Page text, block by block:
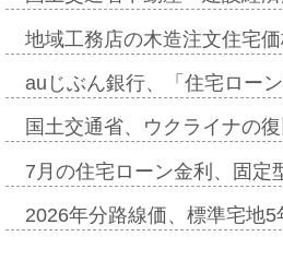
地域工務店の木造注文住宅
auじぶん銀行、「住宅ロー
国土交通省、ウクライナの
7月の住宅ローン金利、固
2026年分路線価、標準宅地